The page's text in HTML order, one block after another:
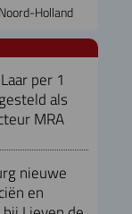
Holland
per 1
als
MRA
nieuwe
en